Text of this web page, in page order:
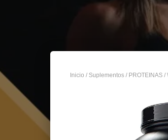
Inicio / Suplementos / PROTEINAS /